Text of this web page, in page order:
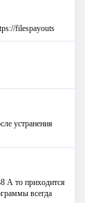
filespayouts
устранения
А то приходится
всегда